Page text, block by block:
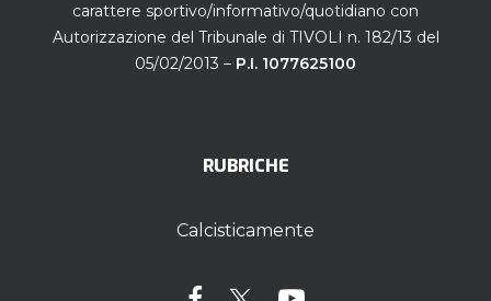
carattere sportivo/informativo/quotidiano con
Autorizzazione del Tribunale di TIVOLI n. 182/13 del
05/02/2013 – P.I. 1077625100
RUBRICHE
Calcisticamente